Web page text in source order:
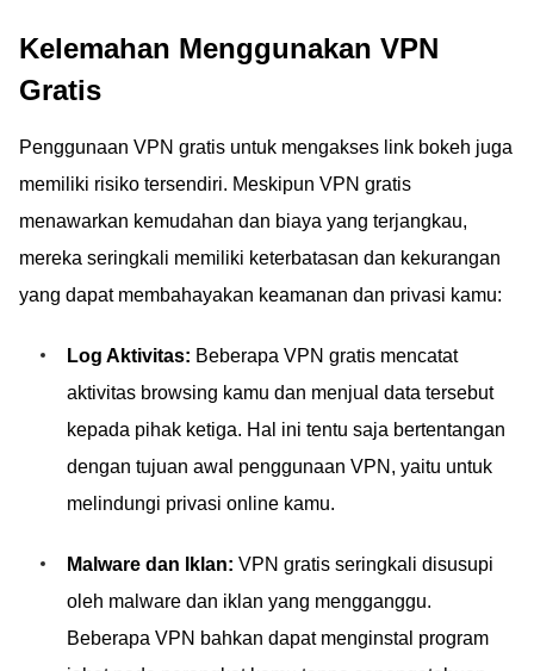
Kelemahan Menggunakan VPN
Gratis
Penggunaan VPN gratis untuk mengakses link bokeh juga
memiliki risiko tersendiri. Meskipun VPN gratis
menawarkan kemudahan dan biaya yang terjangkau,
mereka seringkali memiliki keterbatasan dan kekurangan
yang dapat membahayakan keamanan dan privasi kamu:
Log Aktivitas: Beberapa VPN gratis mencatat
aktivitas browsing kamu dan menjual data tersebut
kepada pihak ketiga. Hal ini tentu saja bertentangan
dengan tujuan awal penggunaan VPN, yaitu untuk
melindungi privasi online kamu.
Malware dan Iklan: VPN gratis seringkali disusupi
oleh malware dan iklan yang mengganggu.
Beberapa VPN bahkan dapat menginstal program